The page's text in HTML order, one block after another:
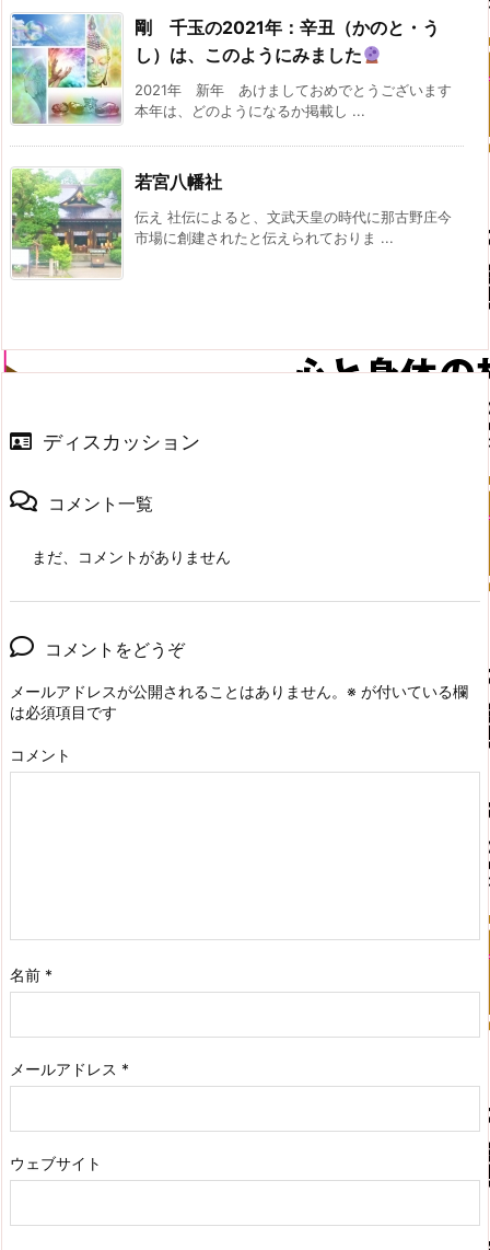
剛 千玉の2021年：辛丑（かのと・う
し）は、このようにみました
2021年 新年 あけましておめでとうございます
本年は、どのようになるか掲載し ...
若宮八幡社
伝え 社伝によると、文武天皇の時代に那古野庄今
市場に創建されたと伝えられておりま ...
ディスカッション
コメント一覧
まだ、コメントがありません
コメントをどうぞ
メールアドレスが公開されることはありません。 ※ が付いている欄
は必須項目です
コメント
名前 *
メールアドレス *
ウェブサイト